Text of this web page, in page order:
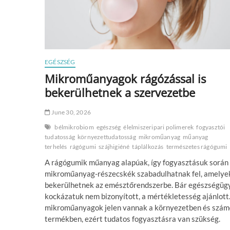
EGÉSZSÉG
Mikroműanyagok rágózással is
bekerülhetnek a szervezetbe
June 30, 2026
bélmikrobiom egészség élelmiszeripari polimerek fogyasztói
tudatosság környezettudatosság mikroműanyag műanyag
terhelés rágógumi szájhigiéné táplálkozás természetes rágógumi
A rágógumik műanyag alapúak, így fogyasztásuk során
mikroműanyag-részecskék szabadulhatnak fel,
bekerülhetnek az emésztőrendszerbe. Bár
kockázatuk nem bizonyított, a mértékletesség
mikroműanyagok jelen vannak a környezetben és
termékben, ezért tudatos fogyasztásra van szükség.